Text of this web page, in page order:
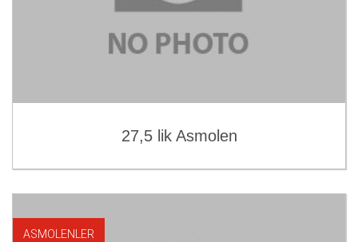
27,5 lik Asmolen
ASMOLENLER